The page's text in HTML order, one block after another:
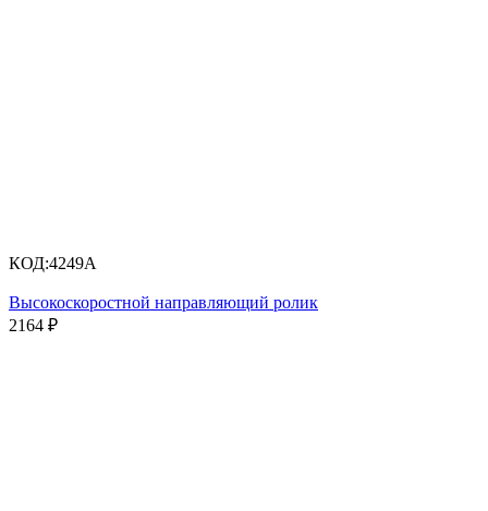
КОД:4249A
Высокоскоростной направляющий ролик
2164 ₽